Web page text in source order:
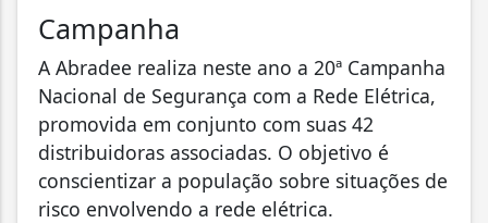
Campanha
A Abradee realiza neste ano a 20ª Campanha
Nacional de Segurança com a Rede Elétrica,
promovida em conjunto com suas 42
distribuidoras associadas. O objetivo é
conscientizar a população sobre situações de
risco envolvendo a rede elétrica.